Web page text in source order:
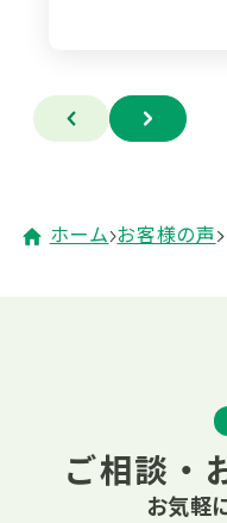
ホーム お客様の声
ご相談・
お気軽